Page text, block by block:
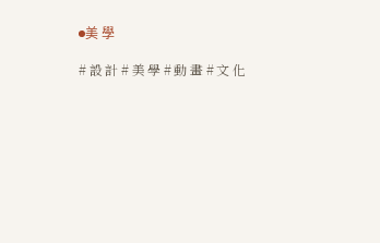
美學
#設計#美學#動畫#文化